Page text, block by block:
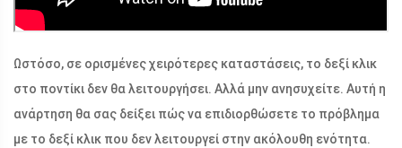
Ωστόσο, σε ορισμένες χειρότερες καταστάσεις, το δεξί κλικ
στο ποντίκι δεν θα λειτουργήσει. Αλλά μην ανησυχείτε. Αυτή η
ανάρτηση θα σας δείξει πώς να επιδιορθώσετε το πρόβλημα
με το δεξί κλικ που δεν λειτουργεί στην ακόλουθη ενότητα.